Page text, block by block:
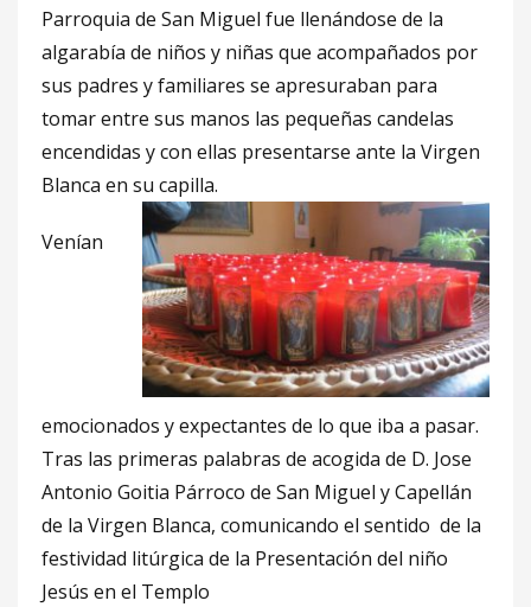
Parroquia de San Miguel fue llenándose de la
algarabía de niños y niñas que acompañados por
sus padres y familiares se apresuraban para
tomar entre sus manos las pequeñas candelas
encendidas y con ellas presentarse ante la Virgen
Blanca en su capilla.
Venían
emocionados y expectantes de lo que iba a pasar.
Tras las primeras palabras de acogida de D. Jose
Antonio Goitia Párroco de San Miguel y Capellán
de la Virgen Blanca, comunicando el sentido de la
festividad litúrgica de la Presentación del niño
Jesús en el Templo